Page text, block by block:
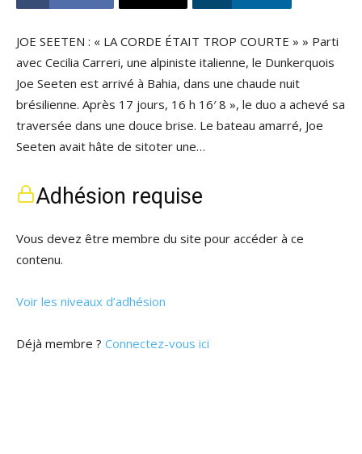
JOE SEETEN : « LA CORDE ÉTAIT TROP COURTE » » Parti
avec Cecilia Carreri, une alpiniste italienne, le Dunkerquois
Joe Seeten est arrivé à Bahia, dans une chaude nuit
brésilienne. Après 17 jours, 16 h 16′ 8 », le duo a achevé sa
traversée dans une douce brise. Le bateau amarré, Joe
Seeten avait hâte de sitoter une…
Adhésion requise
Vous devez être membre du site pour accéder à ce
contenu.
Voir les niveaux d’adhésion
Déjà membre ? Connectez-vous ici